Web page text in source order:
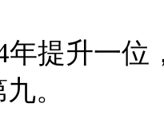
年提升一位
。